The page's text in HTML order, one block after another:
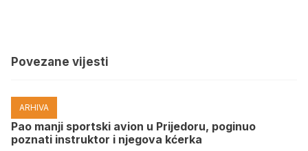
Povezane vijesti
ARHIVA
Pao manji sportski avion u Prijedoru, poginuo
poznati instruktor i njegova kćerka